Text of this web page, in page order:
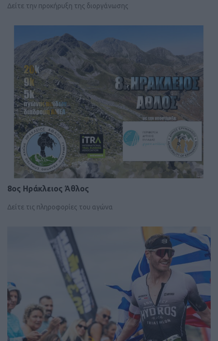
Δείτε την προκήρυξη της διοργάνωσης
8ος Ηράκλειος Άθλος
Δείτε τις πληροφορίες του αγώνα